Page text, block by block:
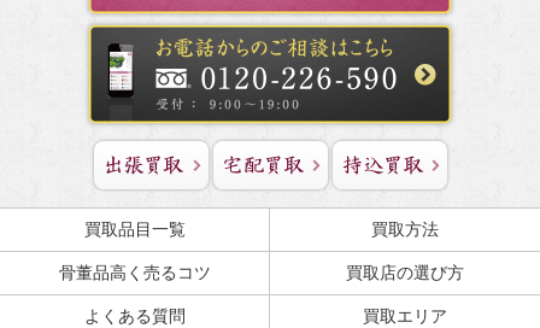
買取品目一覧 買取方法
骨董品高く売るコツ 買取店の選び方
よくある質問 買取エリア